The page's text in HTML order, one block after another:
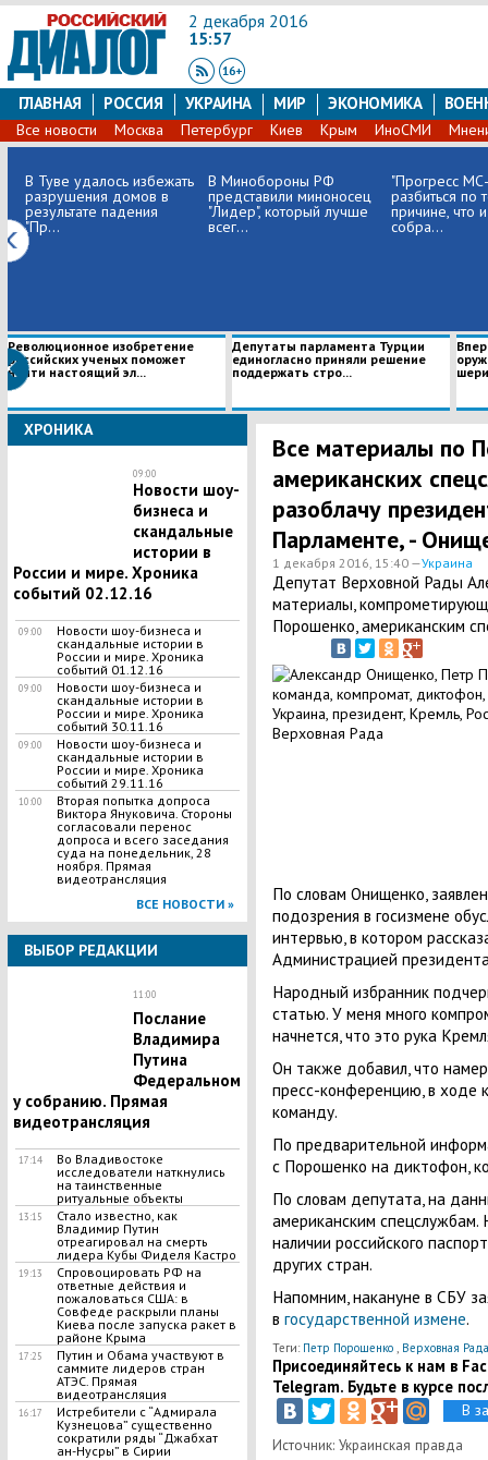
2 декабря 2016
15:57
ГЛАВНАЯ РОССИЯ УКРАИНА МИР ЭКОНОМИКА
Все новости Москва Петербург Киев Крым ИноСМИ
В Туве удалось избежать
разрушения домов в
результате падения
"Пр...
В Минобороны РФ
представили миноносец
"Лидер", который лучше
всег...
"Прогресс
разбиться по
причине, что
собра...
Революционное изобретение
российских ученых поможет
найти настоящий эл...
Депутаты парламента Турции
единогласно приняли решение
поддержать стро...
ХРОНИКА
09:00
Новости шоу-
бизнеса и
скандальные
истории в
России и мире. Хроника
событий 02.12.16
09:00
Новости шоу-бизнеса и
скандальные истории в
России и мире. Хроника
событий 01.12.16
09:00
Новости шоу-бизнеса и
скандальные истории в
России и мире. Хроника
событий 30.11.16
09:00
Новости шоу-бизнеса и
скандальные истории в
России и мире. Хроника
событий 29.11.16
10:00
Вторая попытка допроса
Виктора Януковича. Стороны
согласовали перенос
допроса и всего заседания
суда на понедельник, 28
ноября. Прямая
видеотрансляция
ВСЕ НОВОСТИ »
ВЫБОР РЕДАКЦИИ
11:00
Послание
Владимира
Путина
Федеральном
у собранию. Прямая
видеотрансляция
17:14
Во Владивостоке
исследователи наткнулись
на таинственные
ритуальные объекты
13:15
Стало известно, как
Владимир Путин
отреагировал на смерть
лидера Кубы Фиделя Кастро
19:13
Спровоцировать РФ на
ответные действия и
пожаловаться США: в
Совфеде раскрыли планы
Киева после запуска ракет в
районе Крыма
17:25
Путин и Обама участвуют в
саммите лидеров стран
АТЭС. Прямая
видеотрансляция
16:17
Истребители с “Адмирала
Кузнецова” существенно
сократили ряды “Джабхат
ан-Нусры” в Сирии
Все материалы по
американских
разоблачу
Парламенте, -
1 декабря 2016, 15:40 —Украина
​Депутат Верховной Рады
материалы,
Порошенко, американским
По словам Онищенко,
подозрения в госизмене
интервью, в котором
Администрацией
Народный избранник
статью. У меня много
начнется, что это рука
Он также добавил, что
пресс-конференцию, в ходе
команду.
По предварительной
с Порошенко на диктофон,
По словам депутата, на
американским
наличии российского
других стран.
Напомним, накануне в СБУ
в государственной измене.
Теги: Петр Порошенко, Верховная Рада
Присоединяйтесь к нам в
Telegram. Будьте в курсе
В
Источник: Украинская правда